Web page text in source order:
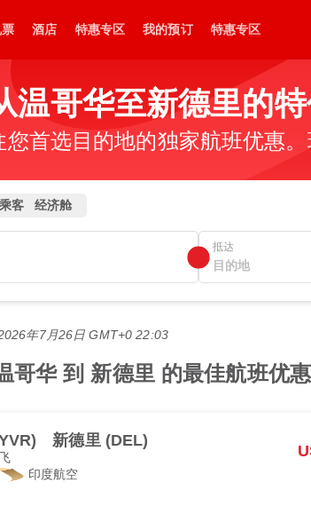
酒店 特惠专区 我的预订 特惠专区
温哥华至新德里的
您首选目的地的独家航班优惠
客 经济舱
抵达
年7月26日 GMT+0 22:03
哥华 到 新德里 的最佳航班优惠
新德里 (DEL)
印度航空